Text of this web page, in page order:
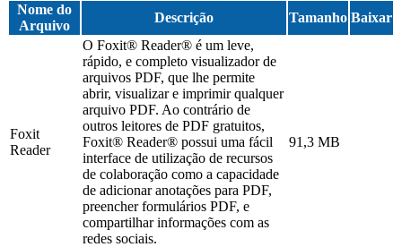
Nome do
Arquivo
Descrição Tamanho Baixar
Foxit
Reader
O Foxit® Reader® é um leve,
rápido, e completo visualizador de
arquivos PDF, que lhe permite
abrir, visualizar e imprimir qualquer
arquivo PDF. Ao contrário de
outros leitores de PDF gratuitos,
Foxit® Reader® possui uma fácil
interface de utilização de recursos
de colaboração como a capacidade
de adicionar anotações para PDF,
preencher formulários PDF, e
compartilhar informações com as
redes sociais.
91,3 MB